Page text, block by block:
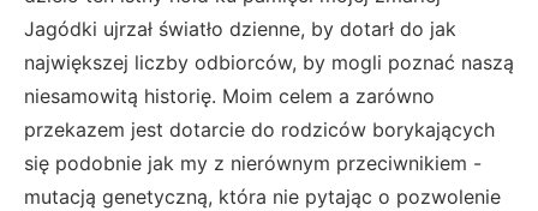
Jagódki ujrzał światło dzienne, by dotarł do jak
największej liczby odbiorców, by mogli poznać naszą
niesamowitą historię. Moim celem a zarówno
przekazem jest dotarcie do rodziców borykających
się podobnie jak my z nierównym przeciwnikiem -
mutacją genetyczną, która nie pytając o pozwolenie